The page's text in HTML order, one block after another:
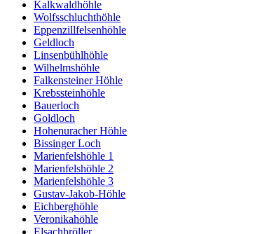
Kalkwaldhöhle
Wolfsschluchthöhle
Eppenzillfelsenhöhle
Geldloch
Linsenbühlhöhle
Wilhelmshöhle
Falkensteiner Höhle
Krebssteinhöhle
Bauerloch
Goldloch
Hohenuracher Höhle
Bissinger Loch
Marienfelshöhle 1
Marienfelshöhle 2
Marienfelshöhle 3
Gustav-Jakob-Höhle
Eichberghöhle
Veronikahöhle
Elsachbröller